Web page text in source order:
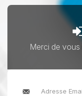
Merci de vous